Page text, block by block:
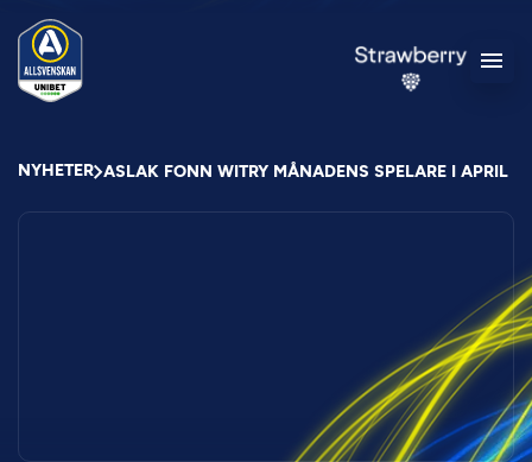
NYHETER ASLAK FONN WITRY MÅNADENS SPELARE I APRIL